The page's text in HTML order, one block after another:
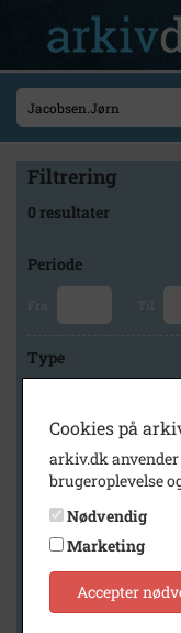
Filtrering
0 resultater
Periode
Fra Til
Type
Arkiv
Høng
Cookies på
arkiv.dk
brugeroplevelse
Nødvendig
Marketing
Accepter